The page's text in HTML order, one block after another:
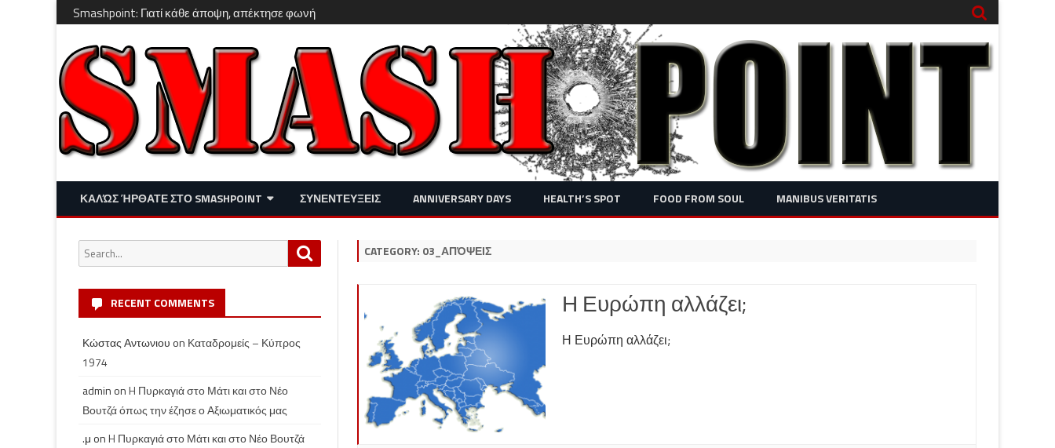
Smashpoint: Γιατί κάθε άποψη, απέκτησε φωνή
Skip
content
ΚΑΛΏΣ ΉΡΘΑΤΕ ΣΤΟ SMASHPOINT
ΔΙΑΣΚΈΔΑΣΗ – LIFESTYLE
ΣΥΝΕΝΤΕΥΞΕΙΣ ANNIVERSARY DAYS HEALTH’S SPOT FOOD FROM SOUL MANIBUS VERITATIS
CATEGORY: 03_ΑΠΌΨΕΙΣ
Η Ευρώπη αλλάζει;
Η Ευρώπη αλλάζει;
Search
for:
RECENT COMMENTS
Κώστας Αντωνιου on Καταδρομείς – Κύπρος
1974
admin onH Πυρκαγιά στο Μάτι και στο Νέο
Βουτζά όπως την έζησε ο Αξιωματικός μας
.μ onH Πυρκαγιά στο Μάτι και στο Νέο Βουτζά